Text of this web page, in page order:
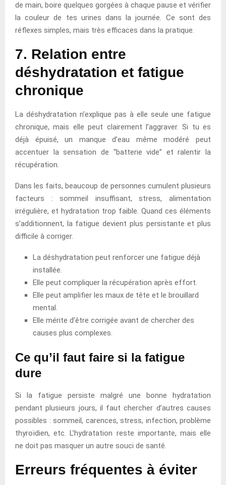
de main, boire quelques gorgées à chaque pause et vérifier
la couleur de tes urines dans la journée. Ce sont des
réflexes simples, mais très efficaces dans la pratique.
7. Relation entre
déshydratation et fatigue
chronique
La déshydratation n’explique pas à elle seule une fatigue
chronique, mais elle peut clairement l’aggraver. Si tu es
déjà épuisé, un manque d’eau même modéré peut
accentuer la sensation de “batterie vide” et ralentir la
récupération.
Dans les faits, beaucoup de personnes cumulent plusieurs
facteurs : sommeil insuffisant, stress, alimentation
irrégulière, et hydratation trop faible. Quand ces éléments
s’additionnent, la fatigue devient plus persistante et plus
difficile à corriger.
La déshydratation peut renforcer une fatigue déjà
installée.
Elle peut compliquer la récupération après effort.
Elle peut amplifier les maux de tête et le brouillard
mental.
Elle mérite d’être corrigée avant de chercher des
causes plus complexes.
Ce qu’il faut faire si la fatigue
dure
Si la fatigue persiste malgré une bonne hydratation
pendant plusieurs jours, il faut chercher d’autres causes
possibles : sommeil, carences, stress, infection, problème
thyroïdien, etc. L’hydratation reste importante, mais elle
ne doit pas masquer un autre souci de santé.
Erreurs fréquentes à éviter